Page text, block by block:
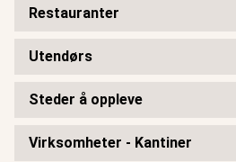
Restauranter
Utendørs
Steder å oppleve
Virksomheter - Kantiner